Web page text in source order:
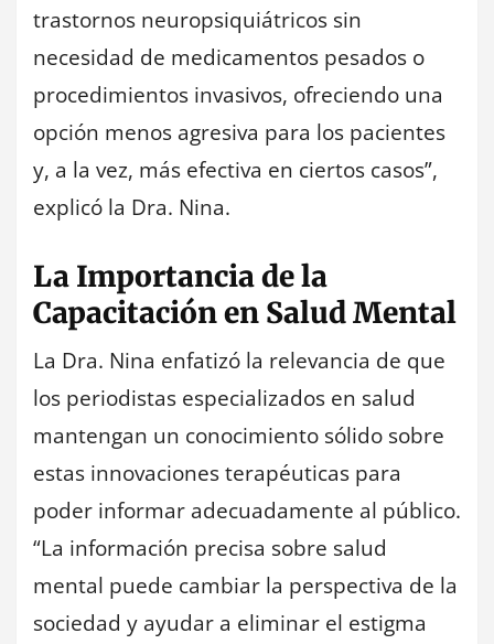
trastornos neuropsiquiátricos sin
necesidad de medicamentos pesados o
procedimientos invasivos, ofreciendo una
opción menos agresiva para los pacientes
y, a la vez, más efectiva en ciertos casos”,
explicó la Dra. Nina.
La Importancia de la
Capacitación en Salud Mental
La Dra. Nina enfatizó la relevancia de que
los periodistas especializados en salud
mantengan un conocimiento sólido sobre
estas innovaciones terapéuticas para
poder informar adecuadamente al público.
“La información precisa sobre salud
mental puede cambiar la perspectiva de la
sociedad y ayudar a eliminar el estigma